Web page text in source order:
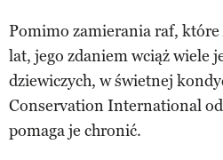
Pomimo zamierania raf,
lat, jego zdaniem wciąż wiele
dziewiczych, w świetnej
Conservation International
pomaga je chronić.